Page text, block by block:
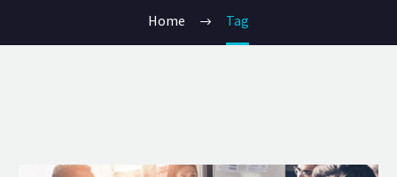
Home Tag